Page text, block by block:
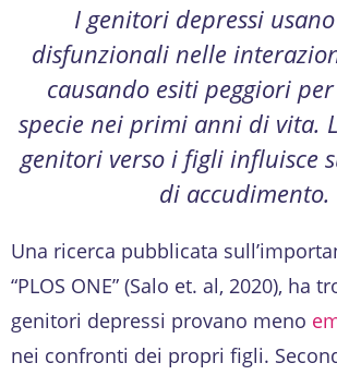
I genitori depressi
disfunzionali nelle
causando esiti peggiori
specie nei primi anni di vita.
genitori verso i figli influisce
di accudimento.
Una ricerca pubblicata
“PLOS ONE” (Salo et. al, 2020), ha
genitori depressi provano meno
nei confronti dei propri figli.